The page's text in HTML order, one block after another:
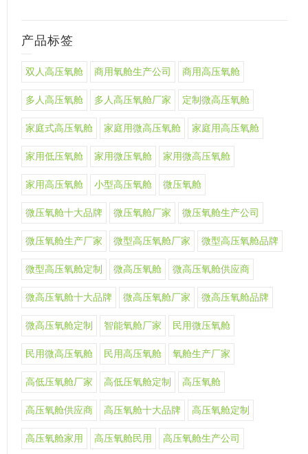
产品标签
双人高压氧舱 商用氧舱生产公司 商用高压氧舱
多人高压氧舱 多人高压氧舱厂家 定制微高压氧舱
家庭式高压氧舱 家庭用微高压氧舱 家庭用高压氧舱
家用低压氧舱 家用微压氧舱 家用微高压氧舱
家用高压氧舱 小型高压氧舱 微压氧舱
微压氧舱十大品牌 微压氧舱厂家 微压氧舱生产公司
微压氧舱生产厂家 微型高压氧舱厂家 微型高压氧舱品牌
微型高压氧舱定制 微高压氧舱 微高压氧舱供应商
微高压氧舱十大品牌 微高压氧舱厂家 微高压氧舱品牌
微高压氧舱定制 智能氧舱厂家 民用微压氧舱
民用微高压氧舱 民用高压氧舱 氧舱生产厂家
高低压氧舱厂家 高低压氧舱定制 高压氧舱
高压氧舱供应商 高压氧舱十大品牌 高压氧舱定制
高压氧舱家用 高压氧舱民用 高压氧舱生产公司